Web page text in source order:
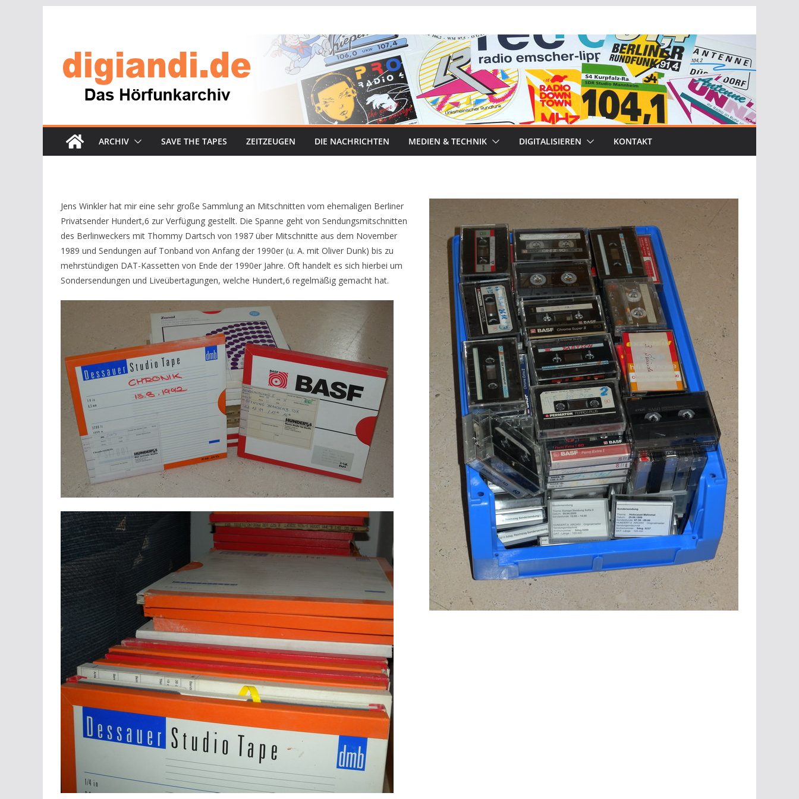
ARCHIV SAVE THE TAPES ZEITZEUGEN DIE NACHRICHTEN MEDIEN & TECHNIK DIGITALISIEREN KONTAKT
Jens Winkler hat mir eine sehr große Sammlung an Mitschnitten vom ehemaligen Berliner
Privatsender Hundert,6 zur Verfügung gestellt. Die Spanne geht von Sendungsmitschnitten
des Berlinweckers mit Thommy Dartsch von 1987 über Mitschnitte aus dem November
1989 und Sendungen auf Tonband von Anfang der 1990er (u. A. mit Oliver Dunk) bis zu
mehrstündigen DAT-Kassetten von Ende der 1990er Jahre. Oft handelt es sich hierbei um
Sondersendungen und Liveübertagungen, welche Hundert,6 regelmäßig gemacht hat.